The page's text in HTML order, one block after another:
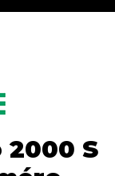
2000 S